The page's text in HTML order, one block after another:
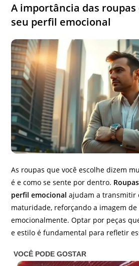
A importância das
seu perfil emocional
As roupas que você escolhe dizem
é e como se sente por dentro.
perfil emocional ajudam a transmitir
maturidade, reforçando a imagem
emocionalmente. Optar por peças
e estilo é fundamental para refletir